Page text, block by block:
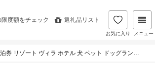
限度額をチェック 返礼品リスト
お気に入り メニュー
ト ドッグラン ドッグマッサージ 温泉 サウナ プール 旅行 リゾート旅